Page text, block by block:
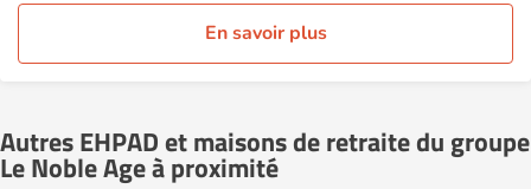
En savoir plus
Autres EHPAD et maisons de retraite du groupe
Le Noble Age à proximité